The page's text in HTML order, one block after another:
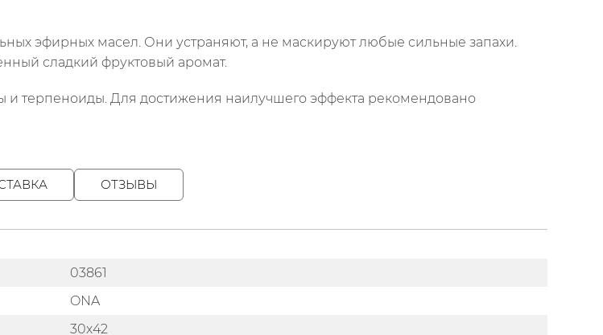
эфирных масел. Они устраняют, а не маскируют любые сильные запахи.
сладкий фруктовый аромат.
и терпеноиды. Для достижения наилучшего эффекта рекомендовано
ОТЗЫВЫ
03861
ONA
30х42